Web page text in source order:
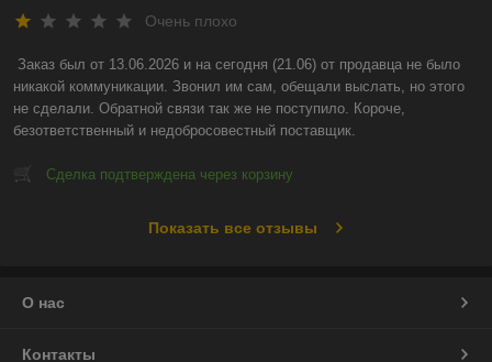
Очень плохо
Заказ был от 13.06.2026 и на сегодня (21.06) от продавца не было
никакой коммуникации. Звонил им сам, обещали выслать, но этого
не сделали. Обратной связи так же не поступило. Короче,
безответственный и недобросовестный поставщик.
Сделка подтверждена через корзину
Показать все отзывы
О нас
Контакты